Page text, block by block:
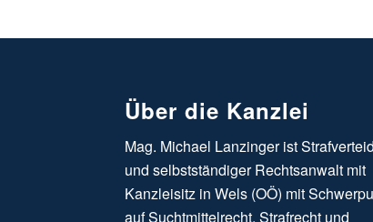
Über die Kanzlei
Mag. Michael Lanzinger ist
und selbstständiger Rechtsanwalt mit
Kanzleisitz in Wels (OÖ) mit
auf Suchtmittelrecht, Strafrecht und